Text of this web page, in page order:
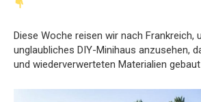
Diese Woche reisen wir nach Frankreich,
unglaubliches DIY-Minihaus anzusehen,
und wiederverwerteten Materialien